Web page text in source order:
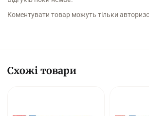
Коментувати товар можуть тільки
Схожі товари